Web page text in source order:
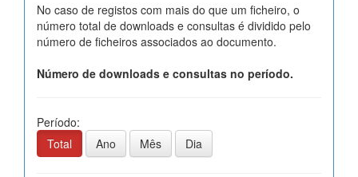
No caso de registos com mais do que um ficheiro, o
número total de downloads e consultas é dividido pelo
número de ficheiros associados ao documento.
Número de downloads e consultas no período.
Período:
Total
Ano Mês Dia